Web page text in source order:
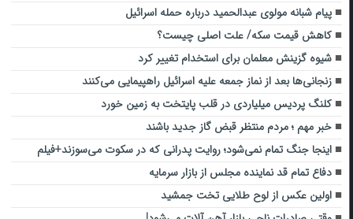
پیام شبانه مولوی عبدالحمید درباره حمله اسرائیل
کاهش قیمت سکه/ علت اصلی چیست؟
شیوه گزینش معلمان برای استخدام تغییر کرد
زنجانی‌ها بعد از نماز جمعه علیه اسرائیل راهپیمایی می‌کنند
کلنگ پردیس میلیاردی در قلب پایتخت به زمین خورد
خبر مهم ؛ مردم منتظر قبض گاز جدید باشند
اینجا جنگ تمام نمی‌شود؛ روایت پدرانی که در سکوت می‌سوزند+فیلم
دفاع تمام قد نماینده مجلس از بازار سرمایه
اولین عکس از لوح طلایی تخت جمشید